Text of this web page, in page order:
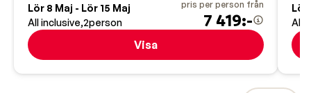
Lör 8 Maj - Lör 15 Maj
All inclusive 2person
pris per person från
7 419:-
Visa
Lör
All